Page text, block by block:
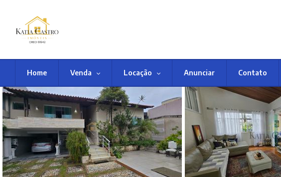
Home Venda Locação Anunciar Contato